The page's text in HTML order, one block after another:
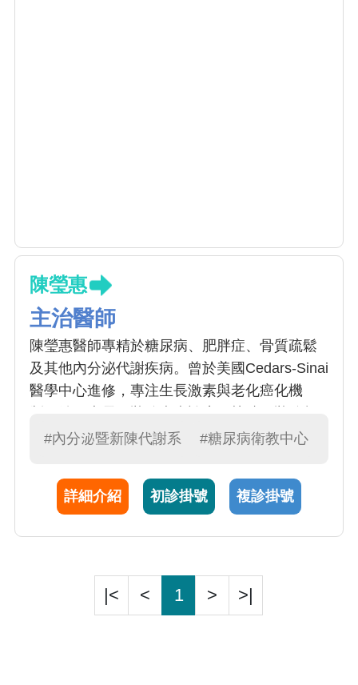
陳瑩惠
主治醫師
陳瑩惠醫師專精於糖尿病、肥胖症、骨質疏鬆
及其他內分泌代謝疾病。曾於美國Cedars-Sinai
醫學中心進修，專注生長激素與老化癌化機
音波檢查，並專精微創甲狀腺消融。另她亦投
#內分泌暨新陳代謝系 #糖尿病衛教中心
詳細介紹 初診掛號 複診掛號
|< < 1 > >|